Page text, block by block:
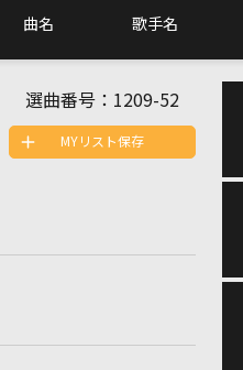
曲名 歌手名
選曲番号： 1209-52
MYリスト保存